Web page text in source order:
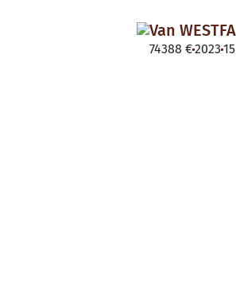
Van
74388 €2023